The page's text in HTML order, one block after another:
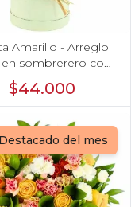
Amarillo - Arreglo
en sombrerero con
amarillo, limonium y
vara de oro
$44.000
Destacado del mes